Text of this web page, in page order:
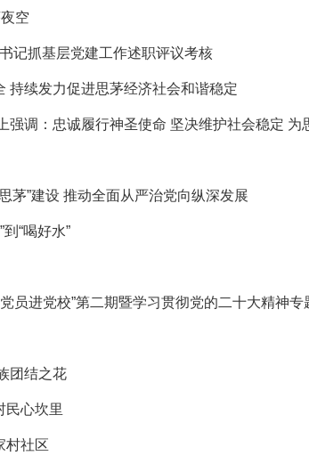
空
记抓基层党建工作述职评议考核
持续发力促进思茅经济社会和谐稳定
强调：忠诚履行神圣使命 坚决维护社会稳定
茅”建设 推动全面从严治党向纵深发展
“喝好水”
员进党校”第二期暨学习贯彻党的二十大精神
团结之花
民心坎里
村社区